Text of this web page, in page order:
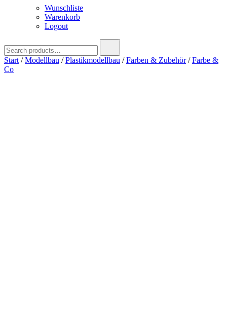
Wunschliste
Warenkorb
Logout
for:
Start /Modellbau /Plastikmodellbau /Farben & Zubehör/Farbe &
Co